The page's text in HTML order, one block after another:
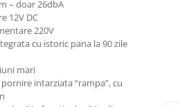
– doar 26dbA
12V DC
220V
cu istoric pana la 90 zile
mari
intarziata “rampa”, cu